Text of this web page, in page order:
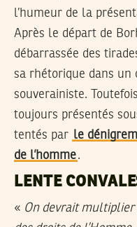
l’humeur de la
Après le départ de
débarrassée des
sa rhétorique dans un
souverainiste.
toujours présentés
tentés par le
de l’homme.
LENTE
« On devrait multiplier